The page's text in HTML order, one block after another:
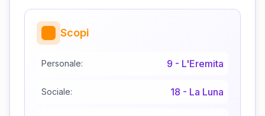
Scopi
Personale: 9 - L'Eremita
Sociale: 18 - La Luna